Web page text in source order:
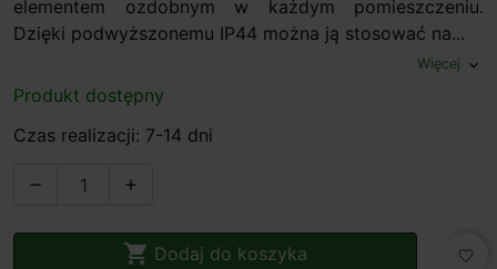
elementem ozdobnym w każdym pomieszczeniu.
Dzięki podwyższonemu IP44 można ją stosować na...
Więcej expand_more
Produkt dostępny
Czas realizacji: 7-14 dni
 
 Dodaj do koszyka favorite_border